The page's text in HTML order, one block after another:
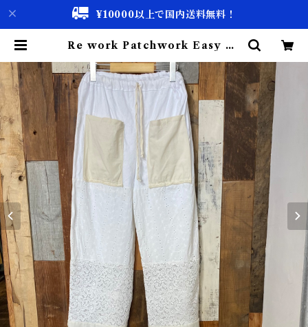
¥10000以上で国内送料無料！
Re work Patchwork Easy Pa
ージー パンツ 古着 | 古着屋 仙台 bi
scco【古着 & Vintage 通販】